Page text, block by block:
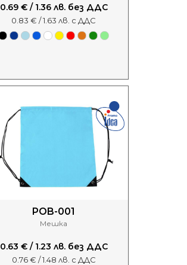
0.69 € / 1.36 лв. без ДДС
0.83 € / 1.63 лв. с ДДС
POB-001
Мешка
0.63 € / 1.23 лв. без ДДС
0.76 € / 1.48 лв. с ДДС